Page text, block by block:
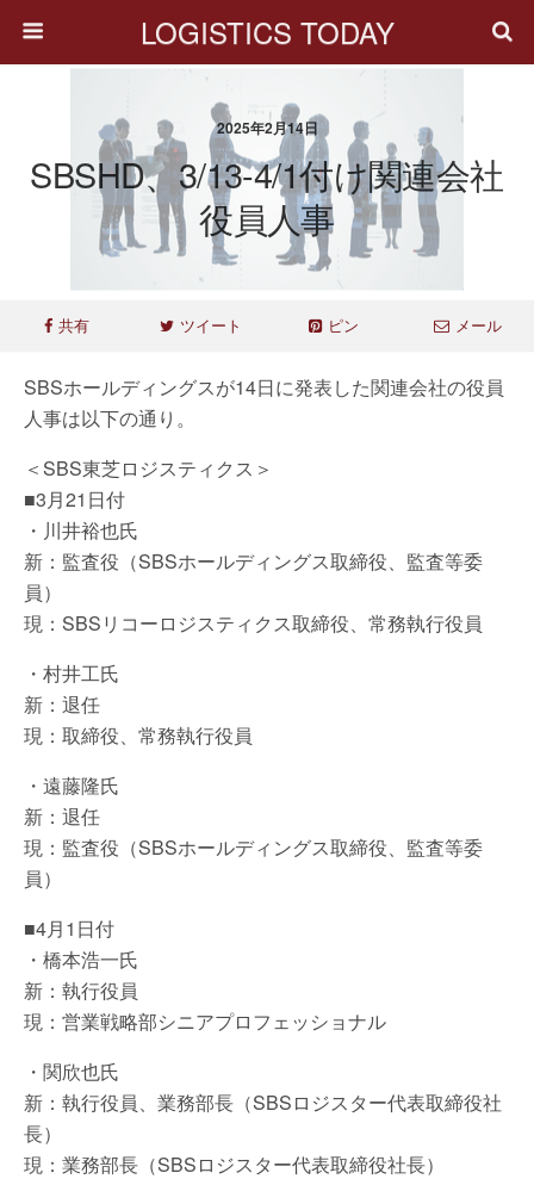
LOGISTICS TODAY
2025年2月14日
SBSHD、3/13-4/1付け関連会社
役員人事
共有 ツイート ピン メール
SBSホールディングスが14日に発表した関連会社の役員
人事は以下の通り。
＜SBS東芝ロジスティクス＞
■3月21日付
・川井裕也氏
新：監査役（SBSホールディングス取締役、監査等委
員）
現：SBSリコーロジスティクス取締役、常務執行役員
・村井工氏
新：退任
現：取締役、常務執行役員
・遠藤隆氏
新：退任
現：監査役（SBSホールディングス取締役、監査等委
員）
■4月1日付
・橋本浩一氏
新：執行役員
現：営業戦略部シニアプロフェッショナル
・関欣也氏
新：執行役員、業務部長（SBSロジスター代表取締役社
長）
現：業務部長（SBSロジスター代表取締役社長）